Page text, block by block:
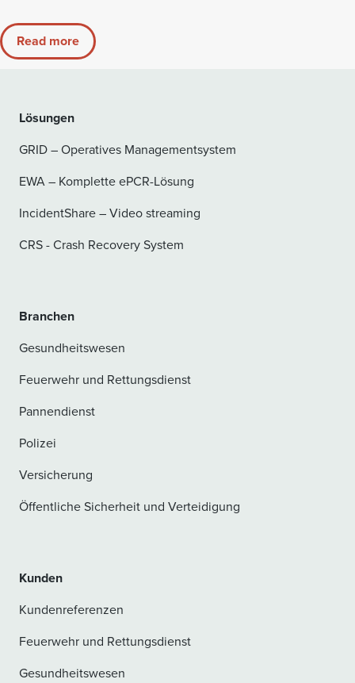
Read more
Lösungen
GRID – Operatives Managementsystem
EWA – Komplette ePCR-Lösung
IncidentShare – Video streaming
CRS - Crash Recovery System
Branchen
Gesundheitswesen
Feuerwehr und Rettungsdienst
Pannendienst
Polizei
Versicherung
Öffentliche Sicherheit und Verteidigung
Kunden
Kundenreferenzen
Feuerwehr und Rettungsdienst
Gesundheitswesen